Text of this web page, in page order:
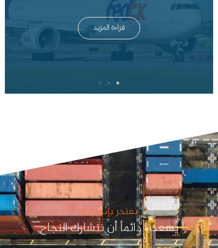
قراءة المزيد
نفتخر بإنجازاتنا
يُسعدنا دائماً أن نتشارك النجاح